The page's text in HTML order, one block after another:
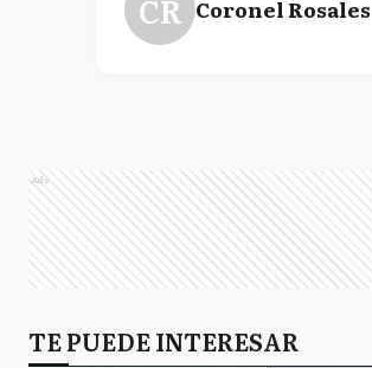
CR Coronel Rosales
Ads
TE PUEDE INTERESAR